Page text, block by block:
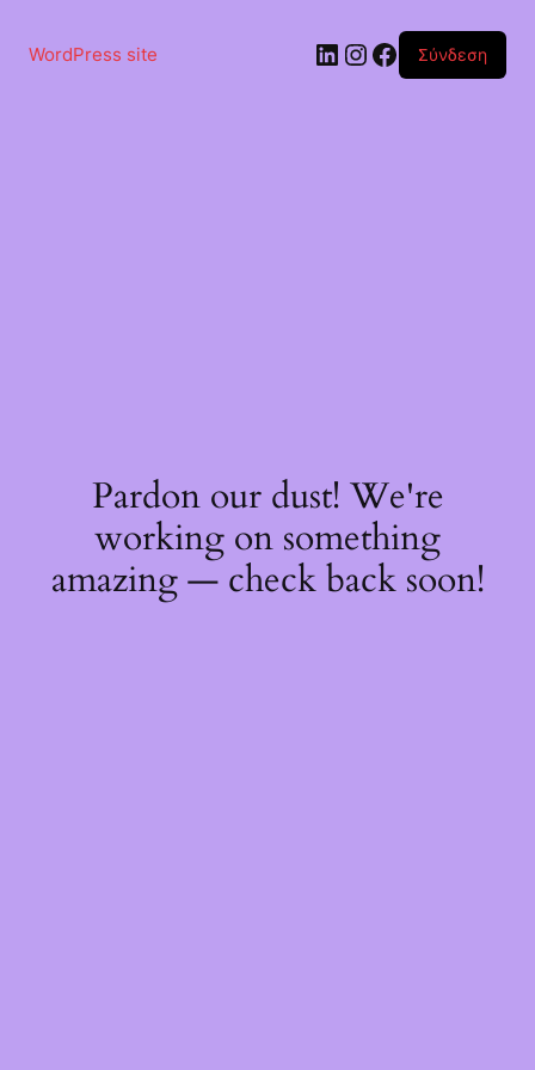
περιεχόμενο
WordPress site Linkedin
Instagram
Facebook
Σύνδεση
Pardon our dust! We're
working on something
amazing — check back soon!